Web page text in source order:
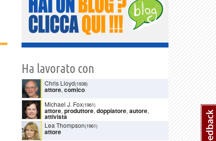
Ha lavorato con
Chris Lloyd(1938)
attore, comico
Michael J. Fox(1961)
attore, produttore,doppiatore, autore,
attivista
Lea Thompson(1961)
attore